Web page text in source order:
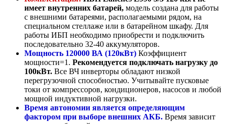
имеет внутренних батарей, модель создана для работы
с внешними батареями, располагаемыми рядом, на
специальном стеллаже или в батарейном шкафу. Для
работы ИБП необходимо приобрести и подключить
последовательно 32-40 аккумуляторов.
Мощность 120000 ВА (120кВт) Коэффициент
мощности=1. Рекомендуется подключать нагрузку до
100кВт. Все ВЧ инверторы обладают низкой
перегрузочной способностью. Учитывайте пусковые
токи от компрессоров, кондиционеров, насосов и любой
мощной индуктивной нагрузки.
Время автономии является определяющим
фактором при выборе внешних АКБ. Время зависит